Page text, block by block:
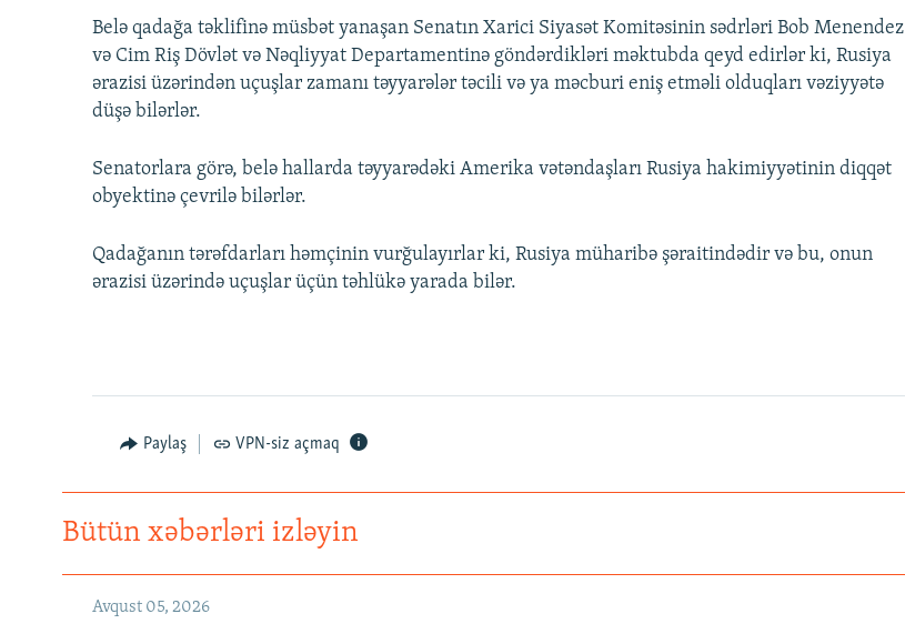
Belə qadağa təklifinə müsbət yanaşan Senatın Xarici Siyasət Komitəsinin sədrləri Bob Menendez
və Cim Riş Dövlət və Nəqliyyat Departamentinə göndərdikləri məktubda qeyd edirlər ki, Rusiya
ərazisi üzərindən uçuşlar zamanı təyyarələr təcili və ya məcburi eniş etməli olduqları vəziyyətə
düşə bilərlər.
Senatorlara görə, belə hallarda təyyarədəki Amerika vətəndaşları Rusiya hakimiyyətinin diqqət
obyektinə çevrilə bilərlər.
Qadağanın tərəfdarları həmçinin vurğulayırlar ki, Rusiya müharibə şəraitindədir və bu, onun
ərazisi üzərində uçuşlar üçün təhlükə yarada bilər.
Paylaş VPN-siz açmaq
Bütün xəbərləri izləyin
Avqust 05, 2026